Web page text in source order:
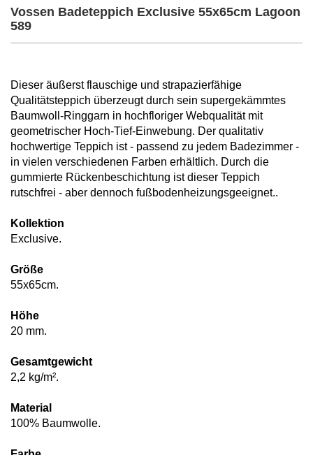
Vossen Badeteppich Exclusive 55x65cm Lagoon
589
Dieser äußerst flauschige und strapazierfähige
Qualitätsteppich überzeugt durch sein supergekämmtes
Baumwoll-Ringgarn in hochfloriger Webqualität mit
geometrischer Hoch-Tief-Einwebung. Der qualitativ
hochwertige Teppich ist - passend zu jedem Badezimmer -
in vielen verschiedenen Farben erhältlich. Durch die
gummierte Rückenbeschichtung ist dieser Teppich
rutschfrei - aber dennoch fußbodenheizungsgeeignet..
Kollektion
Exclusive.
Größe
55x65cm.
Höhe
20 mm.
Gesamtgewicht
2,2 kg/m².
Material
100% Baumwolle.